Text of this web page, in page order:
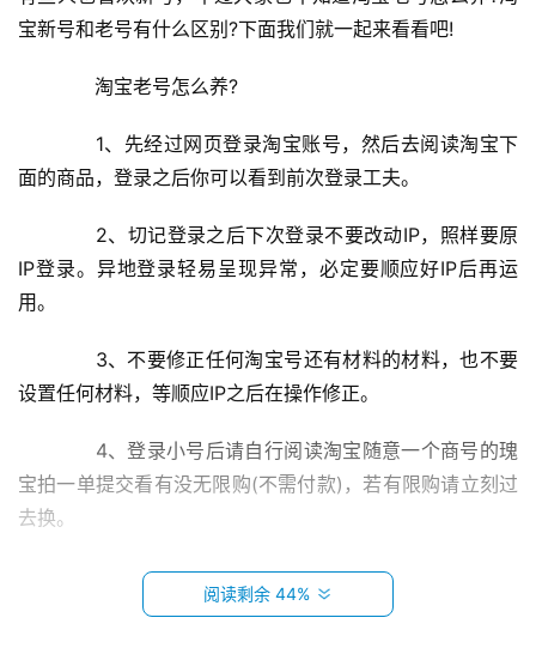
宝新号和老号有什么区别?下面我们就一起来看看吧!
淘宝老号怎么养?
1、先经过网页登录淘宝账号，然后去阅读淘宝下
面的商品，登录之后你可以看到前次登录工夫。
2、切记登录之后下次登录不要改动IP，照样要原
IP登录。异地登录轻易呈现异常，必定要顺应好IP后再运
用。
3、不要修正任何淘宝号还有材料的材料，也不要
设置任何材料，等顺应IP之后在操作修正。
4、登录小号后请自行阅读淘宝随意一个商号的瑰
宝拍一单提交看有没无限购(不需付款)，若有限购请立刻过
去换。
5、防止限购，需上岸淘宝后台，将原有收货地址
删失落，改成本人ip的收货地址，然后在拍单。
阅读剩余 44%